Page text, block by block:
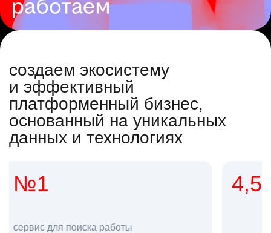
создаем экосистему
и эффективный
платформенный бизнес,
основанный на уникальных
данных и технологиях
4,5